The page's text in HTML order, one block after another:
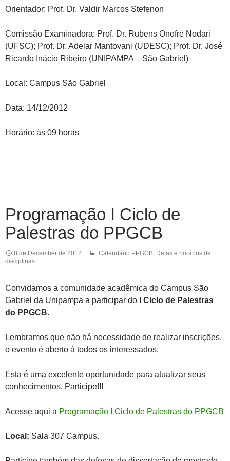
Orientador: Prof. Dr. Valdir Marcos Stefenon
Comissão Examinadora: Prof. Dr. Rubens Onofre Nodari
(UFSC); Prof. Dr. Adelar Mantovani (UDESC); Prof. Dr. José
Ricardo Inácio Ribeiro (UNIPAMPA – São Gabriel)
Local: Campus São Gabriel
Data: 14/12/2012
Horário: às 09 horas
Programação I Ciclo de
Palestras do PPGCB
8 de December de 2012 Calendário PPGCB Datas e horários de
disciplinas
Convidamos a comunidade acadêmica do Campus São
Gabriel da Unipampa a participar do I Ciclo de Palestras
do PPGCB.
Lembramos que não há necessidade de realizar inscrições,
o evento é aberto à todos os interessados.
Esta é uma excelente oportunidade para atualizar seus
conhecimentos. Participe!!!
Acesse aqui a Programação I Ciclo de Palestras do PPGCB
Local: Sala 307 Campus.